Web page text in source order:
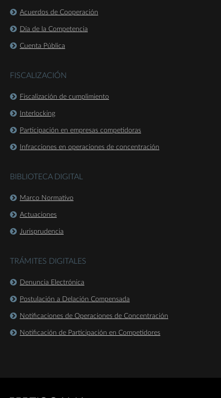
Acuerdos de Cooperación
Día de la Competencia
Cuenta Pública
FISCALIZACIÓN
Fiscalización de cumplimiento
Interlocking
Participación en empresas competidoras
Infracciones en operaciones de concentración
BIBLIOTECA DIGITAL
Marco Normativo
Actuaciones
Jurisprudencia
TRÁMITES DIGITALES
Denuncia Electrónica
Postulación a Delación Compensada
Notificaciones de Operaciones de Concentración
Notificación de Participación en Competidores